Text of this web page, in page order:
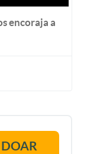
encoraja a
DOAR